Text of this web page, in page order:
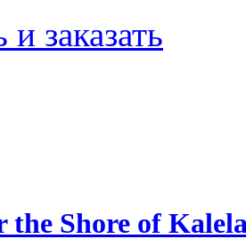
заказать
the Shore of